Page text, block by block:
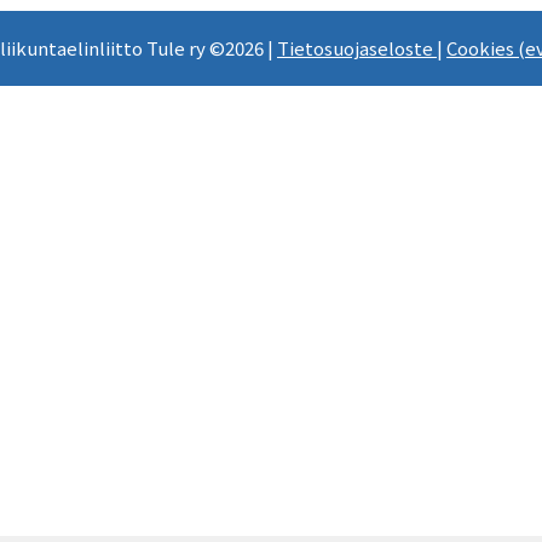
Tule ry ©2026 | Tietosuojaseloste | Cookies